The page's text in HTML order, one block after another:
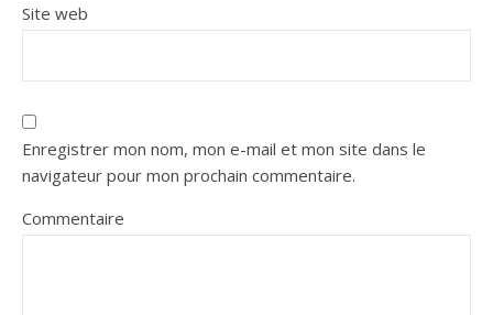
Site web
Enregistrer mon nom, mon e-mail et mon site dans le
navigateur pour mon prochain commentaire.
Commentaire